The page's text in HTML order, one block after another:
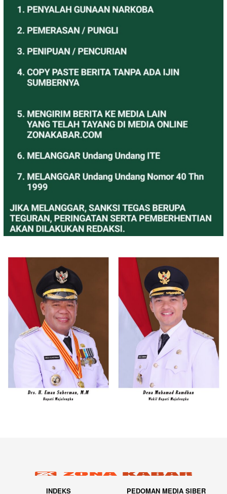
INDEKS PEDOMAN MEDIA SIBER